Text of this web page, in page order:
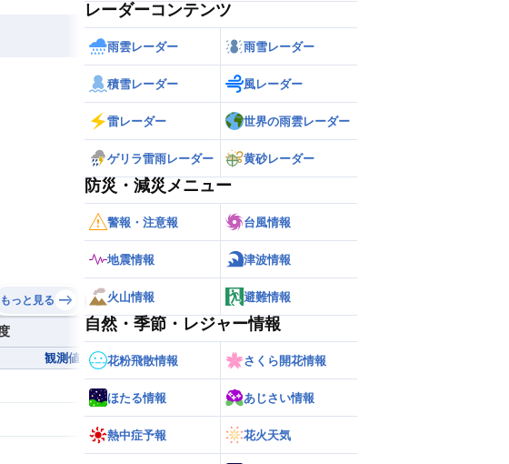
もっと見る
観測値
レーダーコンテンツ
雨雲レーダー 雨雪レーダー
積雪レーダー 風レーダー
雷レーダー 世界の雨雲レーダー
ゲリラ雷雨レーダー 黄砂レーダー
防災・減災メニュー
警報・注意報 台風情報
地震情報 津波情報
火山情報 避難情報
自然・季節・レジャー情報
花粉飛散情報 さくら開花情報
ほたる情報 あじさい情報
熱中症予報 花火天気